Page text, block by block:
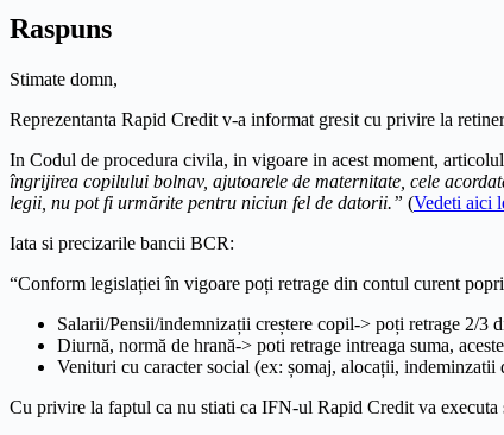
Raspuns
Stimate domn,
Reprezentanta Rapid Credit v-a informat gresit cu privire la
In Codul de procedura civila, in vigoare in acest moment,
îngrijirea copilului bolnav, ajutoarele de maternitate, cele
legii, nu pot fi urmărite pentru niciun fel de datorii.” (Vedeti aici
Iata si precizarile bancii BCR:
“Conform legislației în vigoare poți retrage din contul curent
Salarii/Pensii/indemnizații creștere copil-> poți retrage 2/3
Diurnă, normă de hrană-> poti retrage intreaga suma,
Venituri cu caracter social (ex: șomaj, alocații, indeminzatii
Cu privire la faptul ca nu stiati ca IFN-ul Rapid Credit va executa